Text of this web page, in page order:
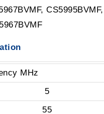
CS5995BVMF,
MHz
5
55